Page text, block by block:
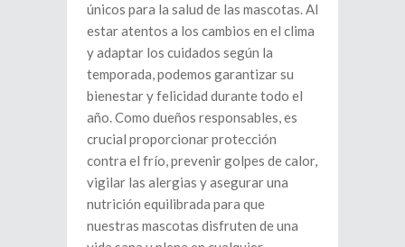
únicos para la salud de las mascotas. Al
estar atentos a los cambios en el clima
y adaptar los cuidados según la
temporada, podemos garantizar su
bienestar y felicidad durante todo el
año. Como dueños responsables, es
crucial proporcionar protección
contra el frío, prevenir golpes de calor,
vigilar las alergias y asegurar una
nutrición equilibrada para que
nuestras mascotas disfruten de una